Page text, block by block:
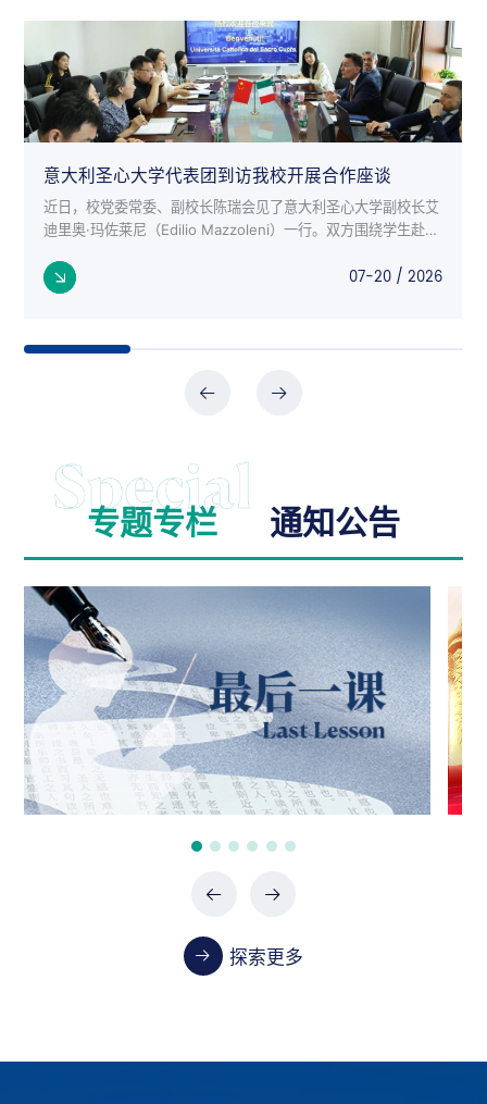
意大利圣心大学代表团到访我校开展合作座谈
近日，校党委常委、副校长陈瑞会见了意大利圣心大学副校长艾
迪里奥·玛佐莱尼（Edilio Mazzoleni）一行。双方围绕学生赴意
利来...
07-20 / 2026
专题专栏 通知公告
探索更多
公告
政府采购项目（0747-2660SCCZD088）中标结
果公告
07-24 / 2026
政府采购项目（XHTC-HW-2026-0487）中标结
果公告
政府采购项目（XHTC-HW-2026-0485）中标结
首都医科大学2023-2024学年本科教学质量报告